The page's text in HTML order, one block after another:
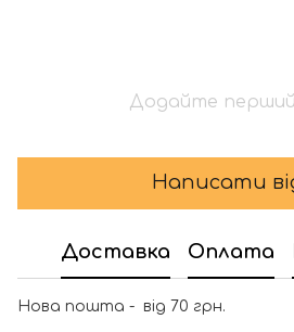
Додайте перший
Написати
Доставка Оплата
Нова пошта - від 70 грн.